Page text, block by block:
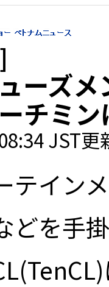
ーズ
チミ
JST更
テイン
どを手